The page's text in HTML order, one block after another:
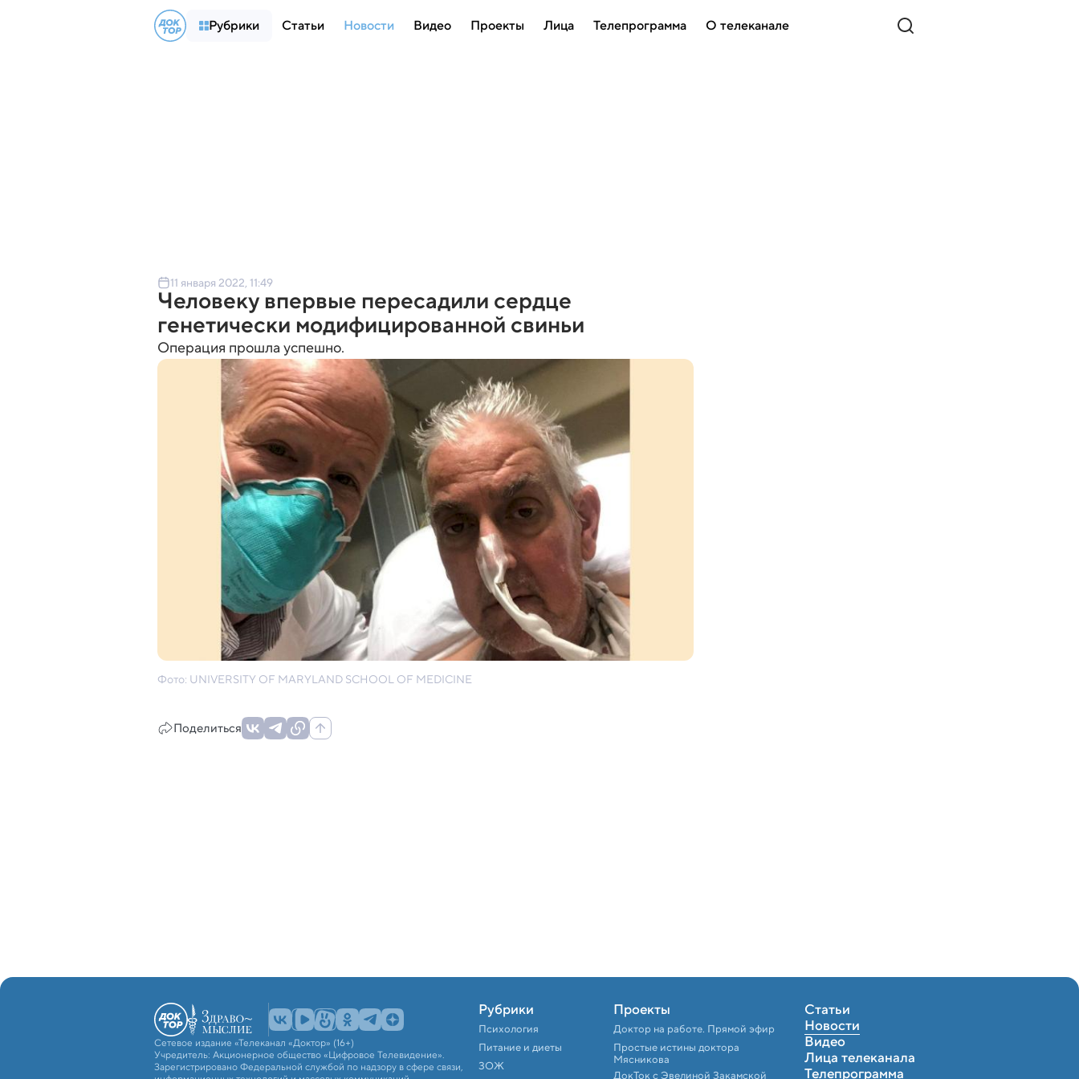
Рубрики Статьи Новости Видео Проекты Лица Телепрограмма О телеканале
11 января 2022, 11:49
Человеку впервые пересадили сердце
генетически модифицированной свиньи
Операция прошла успешно.
Фото: UNIVERSITY OF MARYLAND SCHOOL OF MEDICINE
Поделиться
Сетевое издание «Телеканал «Доктор» (16+)
Учредитель: Акционерное общество «Цифровое Телевидение».
Зарегистрировано Федеральной службой по надзору в сфере связи,
Рубрики
Психология
Питание и диеты
ЗОЖ
Проекты
Доктор на работе. Прямой эфир
Простые истины доктора
Мясникова
ДокТок с Эвелиной Закамской
Статьи
Новости
Видео
Лица телеканала
Телепрограмма